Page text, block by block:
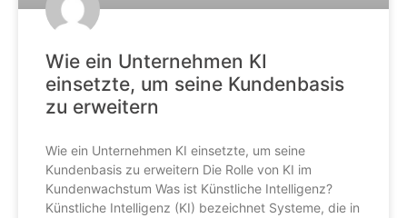
Wie ein Unternehmen KI
einsetzte, um seine Kundenbasis
zu erweitern
Wie ein Unternehmen KI einsetzte, um seine
Kundenbasis zu erweitern Die Rolle von KI im
Kundenwachstum Was ist Künstliche Intelligenz?
Künstliche Intelligenz (KI) bezeichnet Systeme, die in